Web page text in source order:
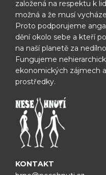
založená na respektu k
možná a že musí
Proto podporujeme
dění okolo sebe a kteří
na naší planetě za
Fungujeme
ekonomických zájmech
prostředky.
KONTAKT